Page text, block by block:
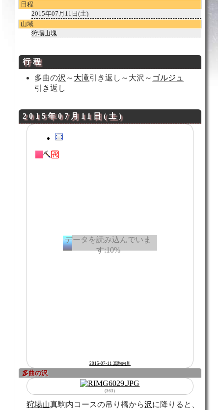
日程
2015年07月11日(土)
山域
狩場山塊
行程
多曲の沢 ～ 大滝引き返し～大沢～ ゴルジュ
引き返し
2015年07月11日(土)
2015-07-11 真駒内川
多曲の沢
(363)
狩場山真駒内コースの吊り橋から沢に降りると、